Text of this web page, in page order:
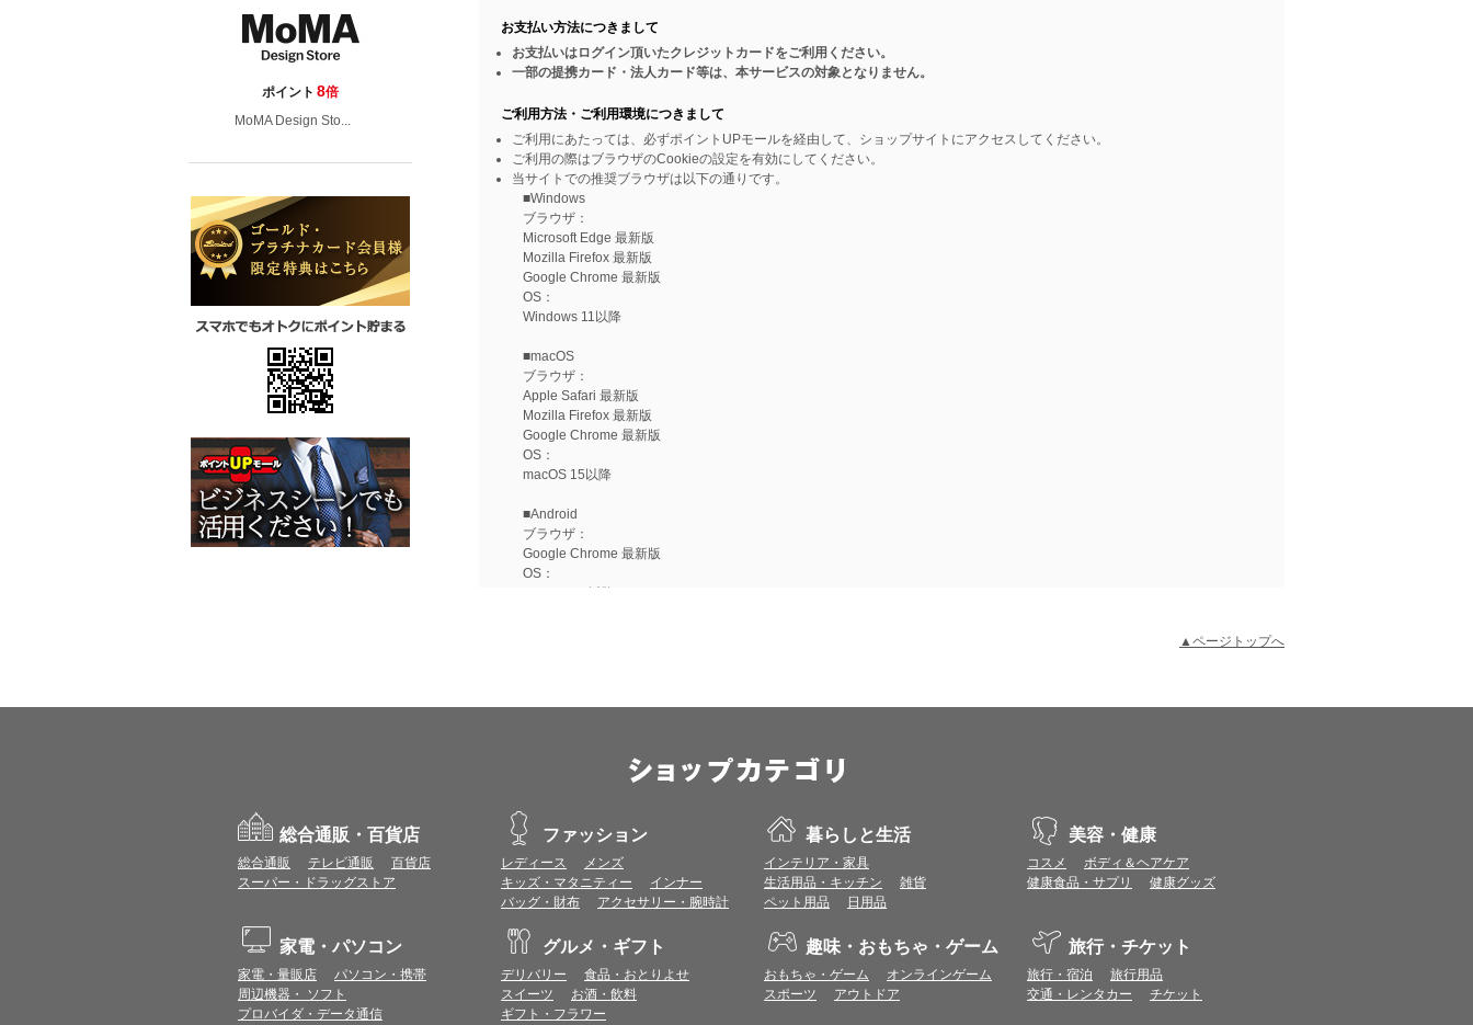
ポイント 8倍
MoMA Design Sto...
お支払い方法につきまして
お支払いはログイン頂いたクレジットカードをご利用ください。
一部の提携カード・法人カード等は、本サービスの対象となりません。
ご利用方法・ご利用環境につきまして
ご利用にあたっては、必ずポイントUPモールを経由して、ショップサイトにアクセスしてください。
ご利用の際はブラウザのCookieの設定を有効にしてください。
当サイトでの推奨ブラウザは以下の通りです。
■Windows
ブラウザ：
Microsoft Edge 最新版
Mozilla Firefox 最新版
Google Chrome 最新版
OS：
Windows 11以降
■macOS
ブラウザ：
Apple Safari 最新版
Mozilla Firefox 最新版
Google Chrome 最新版
OS：
macOS 15以降
■Android
ブラウザ：
Google Chrome 最新版
OS：
Android 15以降
iOS 18以降
※上記環境範囲内であっても、ブラウザとOSの組み合わせにより、 一部表示不具合や機能がご利用いただけない場合があり
すので、推奨ブラウザでのご利用をお願いいたします。
＜CookieやJavaScriptについて＞
本サービスではCookieとJavaScriptの機能を使用している為、CookieとJavaScriptが使用できる環境でご利用ください。
ポイント付与につきまして
ワールドプレゼントのポイント通常1倍分に加え、上乗せとなる1〜19倍分のポイントまたは表示ポイント数をプレミアムポイ
ントとして付与いたします。
プレミアムポイント付与の対象は、商品代金のみ（税・送料等を除く）となります。
プレミアムポイントの付与予定時期は、カードご利用代金のご請求月と異なる場合があります。ポイント付与時期はショップご
▲ページトップへ
総合通販・百貨店
総合通販 テレビ通販
百貨店
スーパー・ドラッグストア
ファッション
レディース
メンズ
キッズ・マタニティー
インナー
バッグ・財布
アクセサリー・腕時計
暮らしと生活
インテリア・家具
生活用品・キッチン
雑貨
ペット用品
日用品
美容・健康
コスメ
ボディ＆ヘアケア
健康食品・サプリ
健康グッズ
家電・パソコン
家電・量販店
パソコン・携帯
周辺機器・ ソフト
プロバイダ・データ通信
グルメ・ギフト
デリバリー
食品・おとりよせ
スイーツ
お酒・飲料
ギフト・フラワー
趣味・おもちゃ・ゲーム
おもちゃ・ゲーム
オンラインゲーム
スポーツ
アウトドア
旅行・チケット
旅行・宿泊
旅行用品
交通・レンタカー
チケット